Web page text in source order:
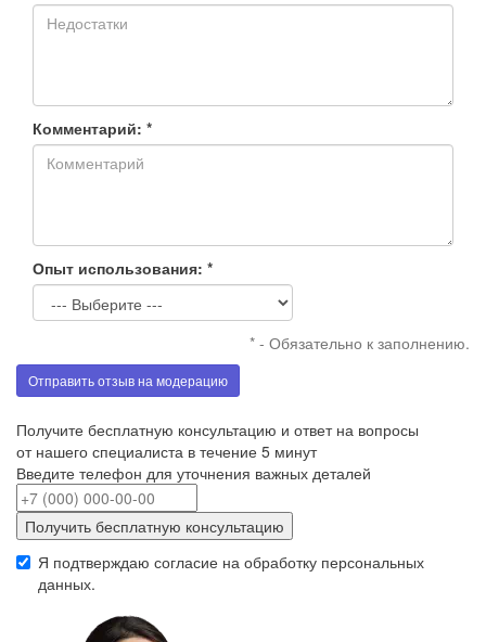
Комментарий: *
Опыт использования: *
* - Обязательно к заполнению.
Отправить отзыв на модерацию
Получите бесплатную консультацию и ответ на вопросы
от нашего специалиста в течение 5 минут
Введите телефон для уточнения важных деталей
Получить бесплатную консультацию
Я подтверждаю согласие на обработку персональных
данных.